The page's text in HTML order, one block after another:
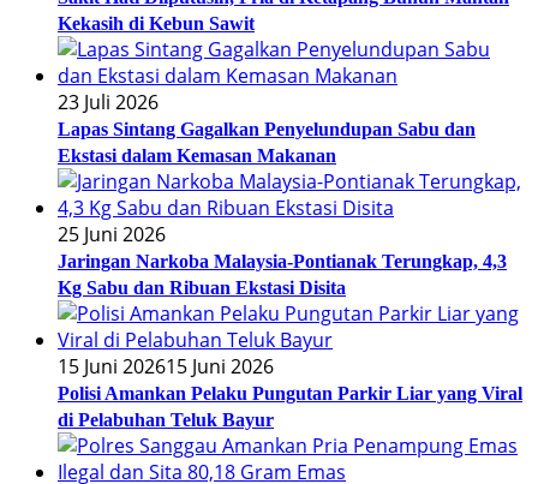
Kekasih di Kebun Sawit
23 Juli 2026
Lapas Sintang Gagalkan Penyelundupan Sabu dan
Ekstasi dalam Kemasan Makanan
25 Juni 2026
Jaringan Narkoba Malaysia-Pontianak Terungkap, 4,3
Kg Sabu dan Ribuan Ekstasi Disita
15 Juni 202615 Juni 2026
Polisi Amankan Pelaku Pungutan Parkir Liar yang Viral
di Pelabuhan Teluk Bayur